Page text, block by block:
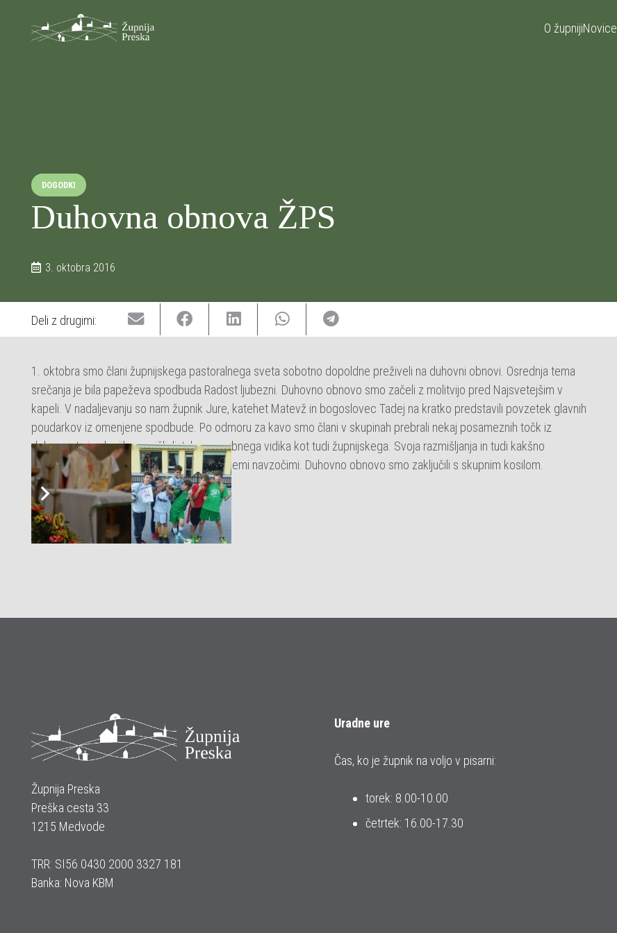
O župnijiNovice
DOGODKI
Duhovna obnova ŽPS
3. oktobra 2016
Deli z drugimi:
1. oktobra smo člani župnijskega pastoralnega sveta sobotno dopoldne preživeli na duhovni obnovi. Osrednja tema
srečanja je bila papeževa spodbuda Radost ljubezni. Duhovno obnovo smo začeli z molitvijo pred Najsvetejšim v
kapeli. V nadaljevanju so nam župnik Jure, katehet Matevž in bogoslovec Tadej na kratko predstavili povzetek glavnih
poudarkov iz omenjene spodbude. Po odmoru za kavo smo člani v skupinah prebrali nekaj posameznih točk iz
dokumenta in ob njih razmišljali, tako z osebnega vidika kot tudi župnijskega. Svoja razmišljanja in tudi kakšno
ugotovitev so skupine na koncu delile z vsemi navzočimi. Duhovno obnovo smo zaključili s skupnim kosilom.
Dogodki
Župnija Preska
Preška cesta 33
1215 Medvode
TRR: SI56 0430 2000 3327 181
Banka: Nova KBM
Uradne ure
Čas, ko je župnik na voljo v pisarni:
torek: 8.00-10.00
četrtek: 16.00-17.30